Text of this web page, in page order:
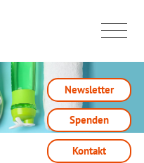
Newsletter
Spenden
Kontakt